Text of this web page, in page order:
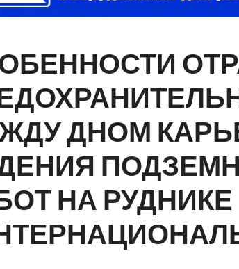
ДНОМ
НАРУДНИКЕ